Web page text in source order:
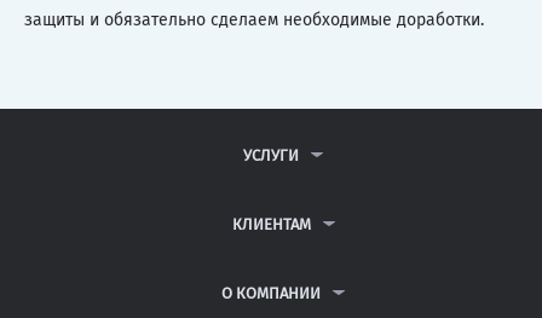
защиты и обязательно сделаем необходимые доработки.
УСЛУГИ
ДИПЛОМНЫЕ РАБОТЫ
РЕФЕРАТЫ
КЛИЕНТАМ
ВОПРОСЫ И ОТВЕТЫ
О КОМПАНИИ